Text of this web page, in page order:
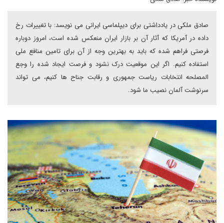
صادق ملکی در یادداشتی برای دیپلماسی ایرانی می نویسد: با تغییرات رخ
داده در آمریکا که آثار آن بر بازار ایران منعکس شده است، امروز دوباره
فرصتی فراهم شده که باید به بهترین وجه از آن برای تامین منافع ملی
استفاده کنیم‌. اگر این موقعیت درک نشود و فرصت ایجاد شده را وجع
المصلحه انتخابات ریاست جمهوری و رقابت جناح ها کنیم، می تواند
سرنوشت آلمان نصیب ما شود.